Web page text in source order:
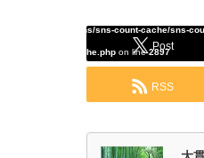
Post
content/plugins/sns-count-cache/sns-
cache.php on line2897
RSS